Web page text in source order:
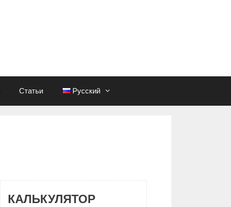
Статьи Русский
КАЛЬКУЛЯТОР